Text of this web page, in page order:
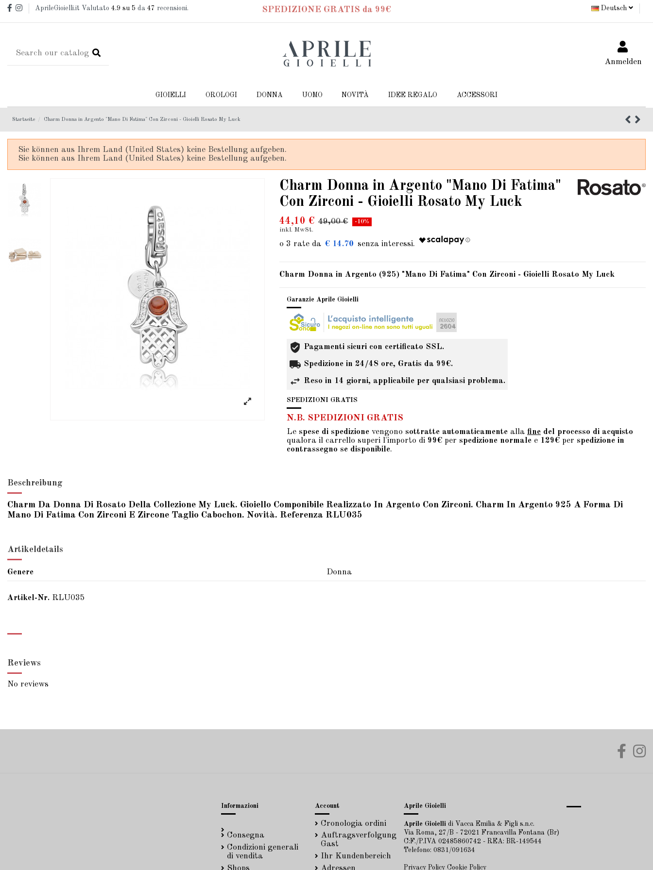
AprileGioielli.it Valutato4.9 su 5 da47 recensioni. SPEDIZIONE GRATIS da 99€ Deutsch
Anmelden
GIOIELLI OROLOGI DONNA UOMO NOVITÀ IDEE REGALO ACCESSORI
Startseite Charm Donna in Argento "Mano Di Fatima" Con Zirconi - Gioielli Rosato My Luck
Sie können aus Ihrem Land (United States) keine Bestellung aufgeben.
Sie können aus Ihrem Land (United States) keine Bestellung aufgeben.
Charm Donna in Argento "Mano Di Fatima"
Con Zirconi - Gioielli Rosato My Luck
44,10 € 49,00 €
-10%
inkl. MwSt.
€ 14.70
Charm Donna in Argento (925) "Mano Di Fatima" Con Zirconi - Gioielli Rosato My Luck
Garanzie Aprile Gioielli
Pagamenti sicuri con certificato SSL.
Spedizione in 24/48 ore, Gratis da 99€.
Reso in 14 giorni, applicabile per qualsiasi problema.
SPEDIZIONI GRATIS
N.B. SPEDIZIONI GRATIS
Le spese di spedizione vengono sottratte automaticamente alla fine del processo di acquisto
qualora il carrello superi l'importo di 99€ per spedizione normale e 129€ per spedizione in
contrassegno se disponibile.
Beschreibung
Charm Da Donna Di Rosato Della Collezione My Luck. Gioiello Componibile Realizzato In Argento Con Zirconi. Charm In Argento 925 A Forma Di
Mano Di Fatima Con Zirconi E Zircone Taglio Cabochon. Novità. Referenza RLU035
Artikeldetails
Genere Donna
Artikel-Nr. RLU035
Reviews
No reviews
Informazioni
Consegna
Condizioni generali
di vendita
Shops
Account
Cronologia ordini
Auftragsverfolgung
Gast
Ihr Kundenbereich
Adressen
Aprile Gioielli
Aprile Gioielli di Vacca Emilia & Figli s.n.c.
Via Roma, 27/B - 72021 Francavilla Fontana (Br)
C:F./P.IVA 02485860742 - REA: BR-149544
Telefono: 0831/091634
Privacy Policy Cookie Policy